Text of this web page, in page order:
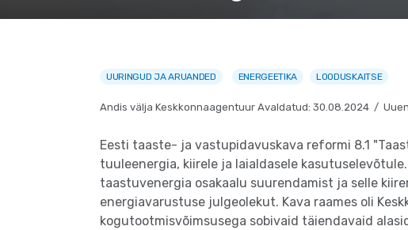
UURINGUD JA ARUANDED ENERGEETIKA LOODUSKAITSE
Andis välja Keskkonnaagentuur Avaldatud: 30.08.2024 /
Eesti taaste- ja vastupidavuskava reformi 8.1
tuuleenergia, kiirele ja laialdasele
taastuvenergia osakaalu suurendamist ja selle
energiavarustuse julgeolekut. Kava raames oli
kogutootmisvõimsusega sobivaid täiendavaid